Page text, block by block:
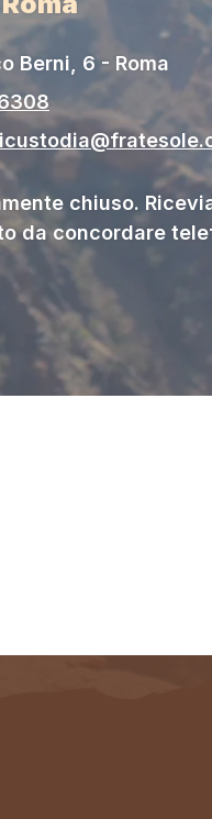
Berni, 6 - Roma
chiuso.
da concordare